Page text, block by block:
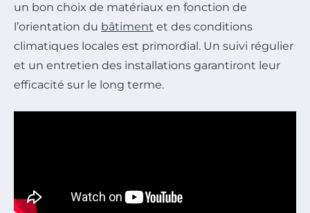
un bon choix de matériaux en fonction de
l’orientation du bâtiment et des conditions
climatiques locales est primordial. Un suivi régulier
et un entretien des installations garantiront leur
efficacité sur le long terme.